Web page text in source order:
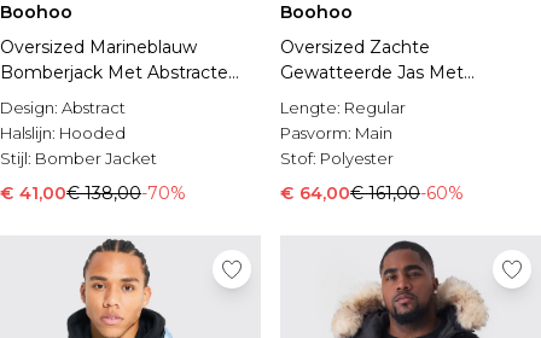
Boohoo
Oversized Marineblauw
Bomberjack Met Abstracte
Print En Capuchon
Design: Abstract
Halslijn: Hooded
Stijl: Bomber Jacket
€ 41,00€ 138,00-70%
Boohoo
Oversized Zachte
Gewatteerde Jas Met
Capuchon
Lengte: Regular
Pasvorm: Main
Stof: Polyester
€ 64,00€ 161,00-60%